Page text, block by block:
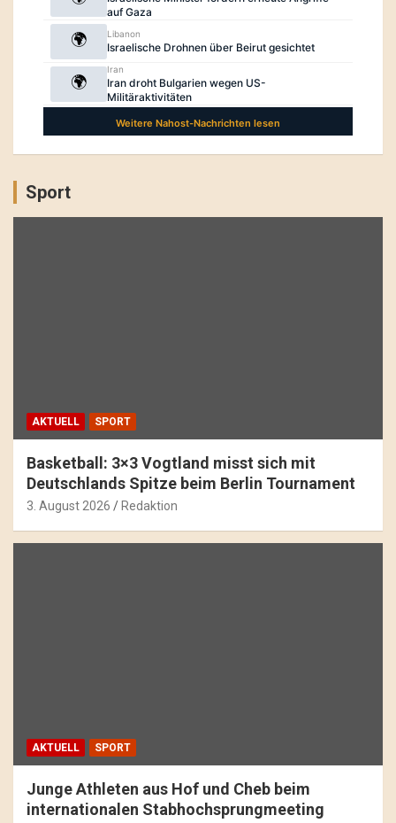
Sport
AKTUELL SPORT
Basketball: 3×3 Vogtland misst sich mit
Deutschlands Spitze beim Berlin Tournament
3. August 2026 Redaktion
AKTUELL SPORT
Junge Athleten aus Hof und Cheb beim
internationalen Stabhochsprungmeeting